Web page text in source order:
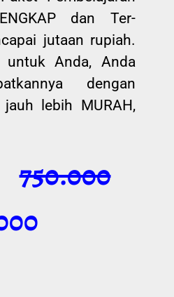
dan Ter-
jutaan rupiah.
untuk Anda, Anda
dengan
lebih MURAH,
750.000